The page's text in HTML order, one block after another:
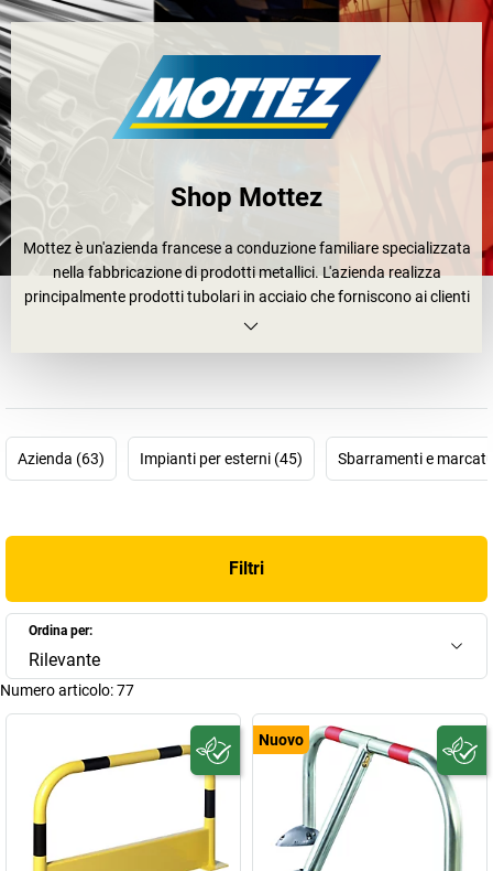
Shop Mottez
Mottez è un'azienda francese a conduzione familiare specializzata
nella fabbricazione di prodotti metallici. L'azienda realizza
principalmente prodotti tubolari in acciaio che forniscono ai clienti
soluzioni per lo stoccaggio, la protezione, il trasporto e la
di produzione. 80 anni di innovazione, impegno e passione!
Azienda (63)
Impianti per esterni (45) Sbarramenti e
Filtri
Ordina per:
Rilevante
Numero articolo:77
Nuovo